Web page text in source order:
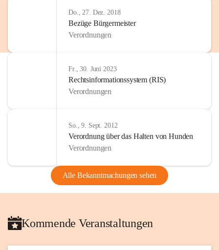
Do., 27. Dez. 2018
Bezüge Bürgermeister
Verordnungen
Fr., 30. Juni 2023
Rechtsinformationssystem (RIS)
Verordnungen
So., 9. Sept. 2012
Verordnung über das Halten von Hunden
Verordnungen
Alle Bekanntmachungen sehen
Kommende Veranstaltungen